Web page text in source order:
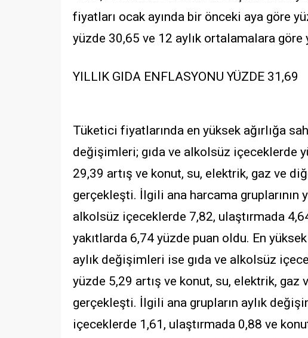
fiyatları ocak ayında bir önceki aya göre
yüzde 30,65 ve 12 aylık ortalamalara göre
YILLIK GIDA ENFLASYONU YÜZDE 31,69
Tüketici fiyatlarında en yüksek ağırlığa
değişimleri; gıda ve alkolsüz içeceklerde
29,39 artış ve konut, su, elektrik, gaz ve
gerçekleşti. İlgili ana harcama gruplarının
alkolsüz içeceklerde 7,82, ulaştırmada
yakıtlarda 6,74 yüzde puan oldu. En
aylık değişimleri ise gıda ve alkolsüz
yüzde 5,29 artış ve konut, su, elektrik, gaz
gerçekleşti. İlgili ana grupların aylık
içeceklerde 1,61, ulaştırmada 0,88 ve